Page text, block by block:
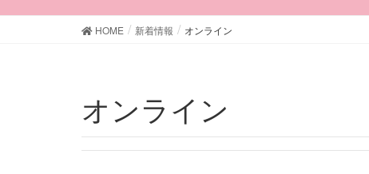
HOME 新着情報 オンライン
オンライン